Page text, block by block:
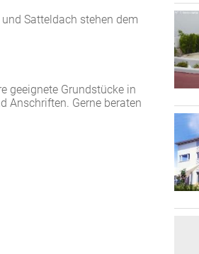
Satteldach stehen dem
geeignete Grundstücke in
Anschriften. Gerne beraten